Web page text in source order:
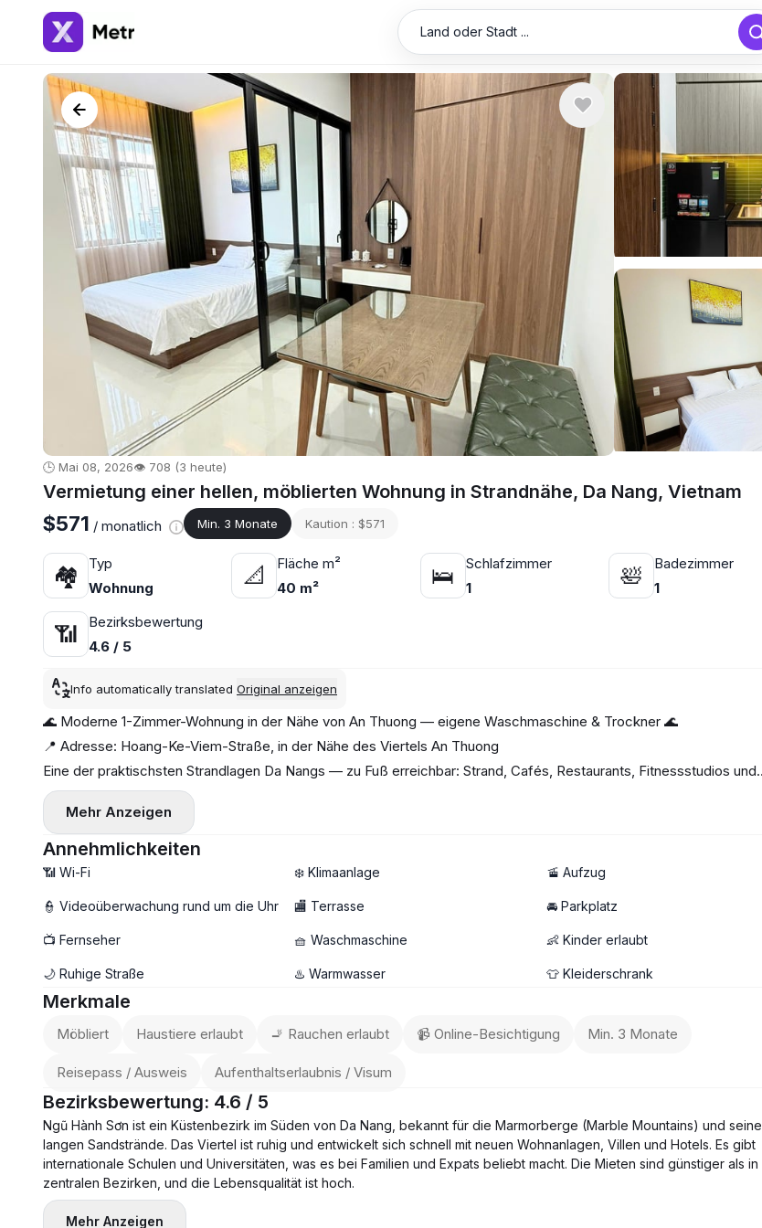
Land oder Stadt ...
🕒 Mai 08, 2026👁️ 708 (3 heute)
Vermietung einer hellen, möblierten Wohnung in Strandnähe, Da Nang, Vietnam
$571 / monatlich Min. 3 Monate Kaution : $571
🏘
Typ
Wohnung
📐
Fläche m²
40 m²
🛌
Schlafzimmer
1
🛀
Badezimmer
1
📶
Bezirksbewertung
4.6 / 5
Info automatically translated Original anzeigen
🌊 Moderne 1-Zimmer-Wohnung in der Nähe von An Thuong — eigene Waschmaschine & Trockner 🌊
📍 Adresse: Hoang-Ke-Viem-Straße, in der Nähe des Viertels An Thuong
Eine der praktischsten Strandlagen Da Nangs — zu Fuß erreichbar: Strand, Cafés, Restaurants, Fitnessstudios und
Geschäfte 🌴☕
✨ Ausstattung der Wohnung:
— Komfortabler Grundriss mit 1 Schlafzimmer
— Heller und luftiger Wohnbereich 🌤️
🧺 Eigene Waschmaschine & eigener Trockner
🚀 Highspeed-WLAN
In einer ruhigen Gasse gelegen und dennoch nah an allem
📩 Schreiben Sie jetzt für eine Besichtigung
Mehr Anzeigen
Annehmlichkeiten
📶 Wi-Fi ❄️ Klimaanlage 🚡 Aufzug
👮 Videoüberwachung rund um die Uhr 🏬 Terrasse 🚘 Parkplatz
📺 Fernseher 🧺 Waschmaschine 👶 Kinder erlaubt
🌙 Ruhige Straße ♨️ Warmwasser 👕 Kleiderschrank
Merkmale
Möbliert Haustiere erlaubt 🚬 Rauchen erlaubt 📹 Online-Besichtigung Min. 3 Monate
Reisepass / Ausweis Aufenthaltserlaubnis / Visum
Bezirksbewertung: 4.6 / 5
Ngũ Hành Sơn ist ein Küstenbezirk im Süden von Da Nang, bekannt für die Marmorberge (Marble Mountains) und seine
langen Sandstrände. Das Viertel ist ruhig und entwickelt sich schnell mit neuen Wohnanlagen, Villen und Hotels. Es gibt
internationale Schulen und Universitäten, was es bei Familien und Expats beliebt macht. Die Mieten sind günstiger als in
zentralen Bezirken, und die Lebensqualität ist hoch.
Mehr Anzeigen